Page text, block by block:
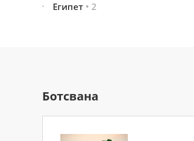
Египет • 2
Ботсвана